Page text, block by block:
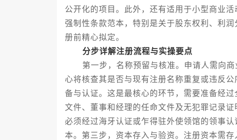
公开化的项目。此外，还有适用于小型商业
强制性条款范本，特别是关于股东权利、利
册前精心拟定。
分步详解注册流程与实操要点
第一步，名称预留与核准。申请人需向商
心将核查其是否与现有注册名称重复或违反
备与认证。这是最核心的环节，需要准备经
文件、董事和经理的任命文件及无犯罪记录
必须经过海牙认证或乍得驻外使领馆的领事
本。第三步，资本存入与验资。注册资本需